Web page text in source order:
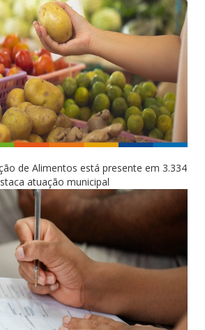
de Alimentos está presente em 3.334
atuação municipal